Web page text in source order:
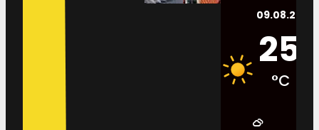
09.08.2026.
25
°C